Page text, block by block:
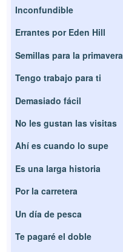
Inconfundible
Errantes por Eden Hill
Semillas para la primavera
Tengo trabajo para ti
Demasiado fácil
No les gustan las visitas
Ahí es cuando lo supe
Es una larga historia
Por la carretera
Un día de pesca
Te pagaré el doble